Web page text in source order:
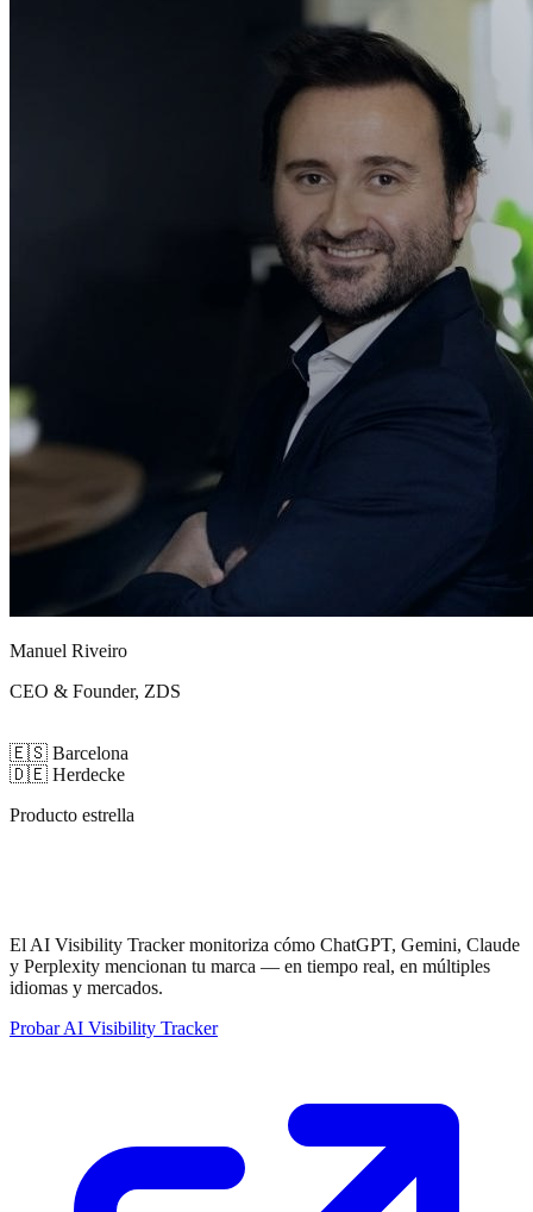
Manuel Riveiro
CEO & Founder, ZDS
🇪🇸 Barcelona
🇩🇪 Herdecke
Producto estrella
El AI Visibility Tracker monitoriza cómo ChatGPT, Gemini, Claude
y Perplexity mencionan tu marca — en tiempo real, en múltiples
idiomas y mercados.
Probar AI Visibility Tracker